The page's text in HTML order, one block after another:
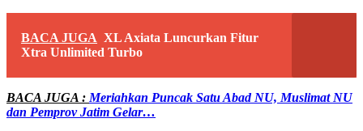
BACA JUGA XL Axiata Luncurkan Fitur
Xtra Unlimited Turbo
BACA JUGA : Meriahkan Puncak Satu Abad NU, Muslimat NU
dan Pemprov Jatim Gelar…